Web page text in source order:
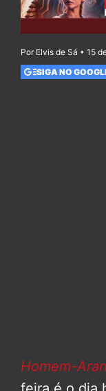
Por Elvis de Sá • 15
SIGA NO
Homem-